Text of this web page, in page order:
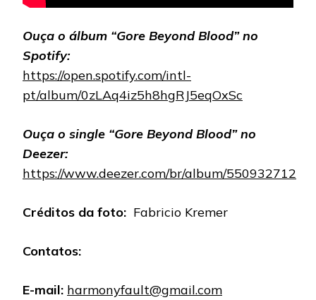
Ouça o álbum “Gore Beyond Blood” no
Spotify:
https://open.spotify.com/intl-
pt/album/0zLAq4iz5h8hgRJ5eqOxSc
Ouça o single “Gore Beyond Blood” no
Deezer:
https://www.deezer.com/br/album/550932712
Créditos da foto: Fabricio Kremer
Contatos:
E-mail: harmonyfault@gmail.com